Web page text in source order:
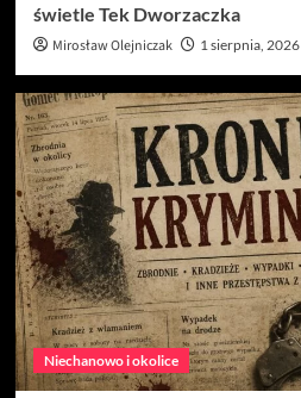
świetle Tek Dworzaczka
Mirosław Olejniczak 1 sierpnia, 2026
Niechanowo i okolice